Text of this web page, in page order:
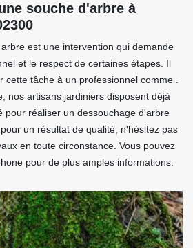
souche d'arbre à
est une intervention qui demande
et le respect de certaines étapes. Il
tâche à un professionnel comme .
nos artisans jardiniers disposent déjà
pour réaliser un dessouchage d'arbre
un résultat de qualité, n'hésitez pas
en toute circonstance. Vous pouvez
pour de plus amples informations.